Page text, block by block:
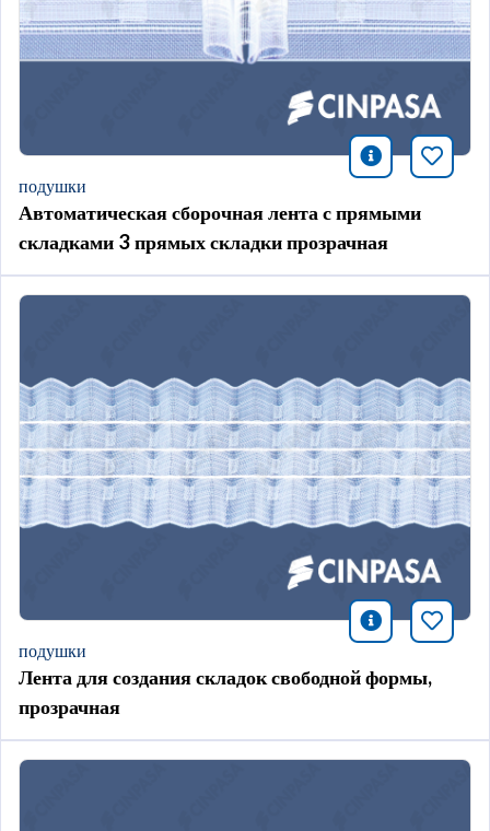
icono
подушки
Автоматическая сборочная лента с прямыми
складками 3 прямых складки прозрачная
icono
подушки
Лента для создания складок свободной формы,
прозрачная